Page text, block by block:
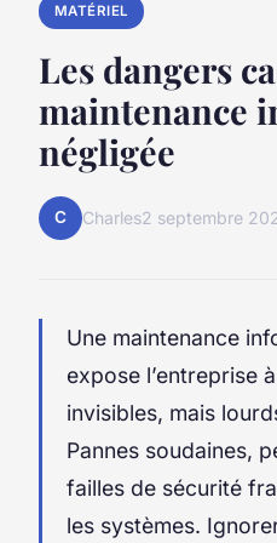
MATÉRIEL
Les dangers
maintenance
négligée
C Charles2 septembre
Une maintenance
expose l’entreprise
invisibles, mais
Pannes soudaines,
failles de sécurité
les systèmes.